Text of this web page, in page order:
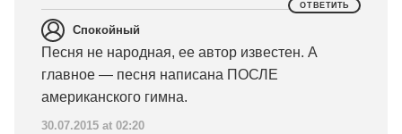
ОТВЕТИТЬ
Спокойный
Песня не народная, ее автор известен. А
главное — песня написана ПОСЛЕ
американского гимна.
30.07.2015 at 02:20